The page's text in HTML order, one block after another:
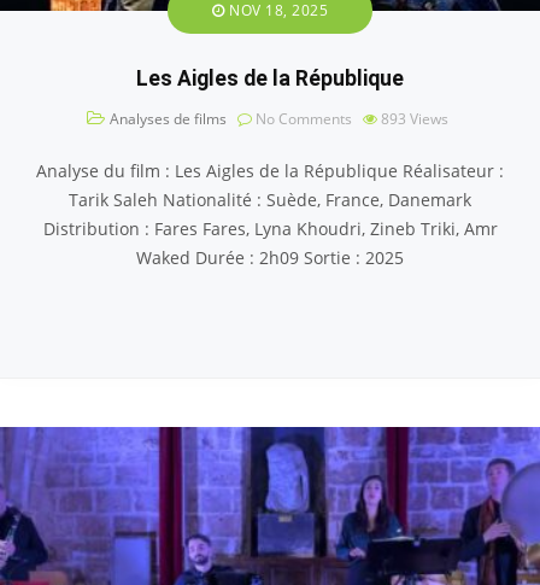
NOV 18, 2025
Les Aigles de la République
Analyses de films No Comments 893 Views
Analyse du film : Les Aigles de la République Réalisateur :
Tarik Saleh Nationalité : Suède, France, Danemark
Distribution : Fares Fares, Lyna Khoudri, Zineb Triki, Amr
Waked Durée : 2h09 Sortie : 2025